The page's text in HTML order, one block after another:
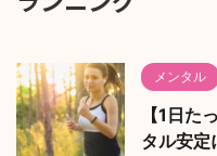
メンタル
【1日た
タル安定